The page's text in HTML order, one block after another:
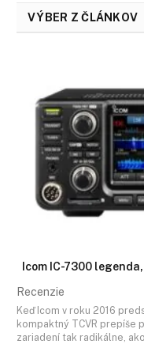
VÝBER Z ČLÁNKOV
Icom IC-7300
Recenzie
Keď Icom v roku 2016
kompaktný TCVR prepíše
zariadení tak radikálne,